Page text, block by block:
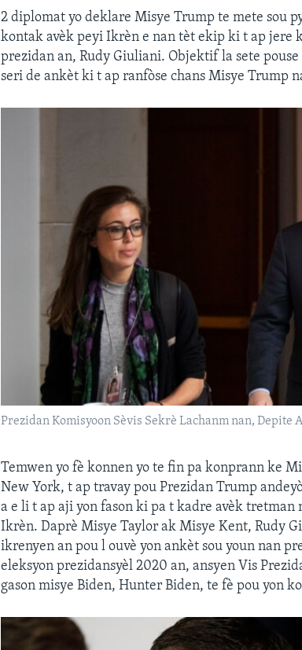
2 diplomat yo deklare Misye Trump te mete sou
kontak avèk peyi Ikrèn e nan tèt ekip ki t ap jere
prezidan an, Rudy Giuliani. Objektif la sete
seri de ankèt ki t ap ranfòse chans Misye Trump
Prezidan Komisyoon Sèvis Sekrè Lachanm nan, Depite
Temwen yo fè konnen yo te fin pa konprann ke
New York, t ap travay pou Prezidan Trump
a e li t ap aji yon fason ki pa t kadre avèk tretman
Ikrèn. Daprè Misye Taylor ak Misye Kent, Rudy
ikrenyen an pou l ouvè yon ankèt sou youn nan
eleksyon prezidansyèl 2020 an, ansyen Vis
gason misye Biden, Hunter Biden, te fè pou yon